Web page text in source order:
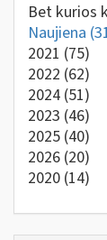
Bet kurios
Naujiena
2021 (75)
2022 (62)
2024 (51)
2023 (46)
2025 (40)
2026 (20)
2020 (14)